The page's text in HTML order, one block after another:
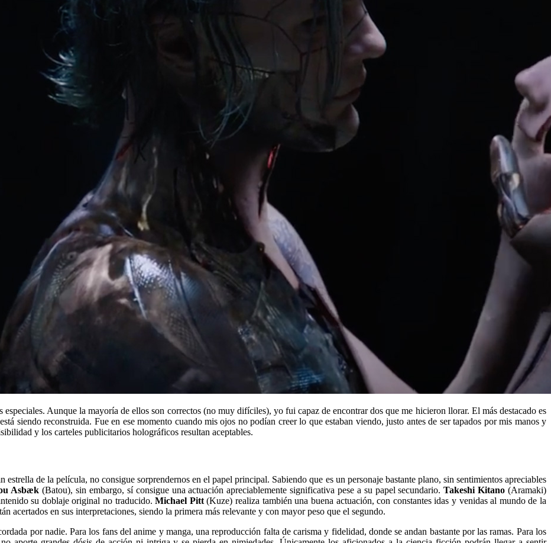
Aunque la mayoría de ellos son correctos (no muy difíciles), yo fui capaz de encontrar dos que me hicieron llorar. El más destacado es
siendo reconstruida. Fue en ese momento cuando mis ojos no podían creer lo que estaban viendo, justo antes de ser tapados por mis manos y
y los carteles publicitarios holográficos resultan aceptables.
estrella de la película, no consigue sorprendernos en el papel principal. Sabiendo que es un personaje bastante plano, sin sentimientos apreciables
Asbæk (Batou), sin embargo, sí consigue una actuación apreciablemente significativa pese a su papel secundario.Takeshi Kitano (Aramaki)
su doblaje original no traducido.Michael Pitt(Kuze) realiza también una buena actuación, con constantes idas y venidas al mundo de la
acertados en sus interpretaciones, siendo la primera más relevante y con mayor peso que el segundo.
por nadie. Para los fans del anime y manga, una reproducción falta de carisma y fidelidad, donde se andan bastante por las ramas. Para los